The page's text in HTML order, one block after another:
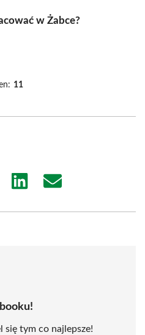
w Żabce?
11
Share
Share
tym co najlepsze!